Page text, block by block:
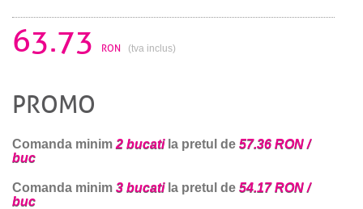
63.73 RON (tva inclus)
PROMO
Comanda minim 2 bucatila pretul de 57.36 RON /
buc
Comanda minim 3 bucatila pretul de 54.17 RON /
buc